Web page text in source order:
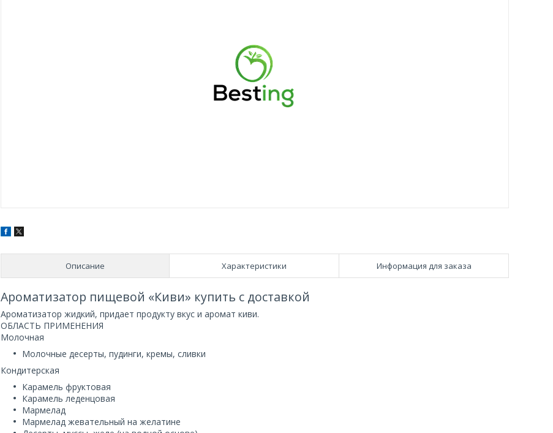
Описание Характеристики Информация для заказа
Ароматизатор пищевой «Киви» купить с доставкой
Ароматизатор жидкий, придает продукту вкус и аромат киви.
ОБЛАСТЬ ПРИМЕНЕНИЯ
Молочная
Молочные десерты, пудинги, кремы, сливки
Кондитерская
Карамель фруктовая
Карамель леденцовая
Мармелад
Мармелад жевательный на желатине